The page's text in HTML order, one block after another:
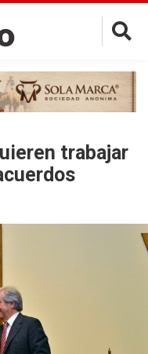
×
trabajar